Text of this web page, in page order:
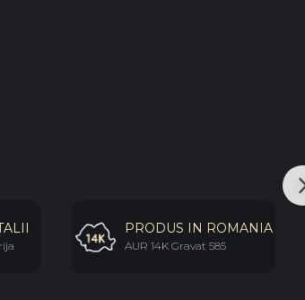
PRODUS IN ROMANIA
AUR 14K Gravat 585